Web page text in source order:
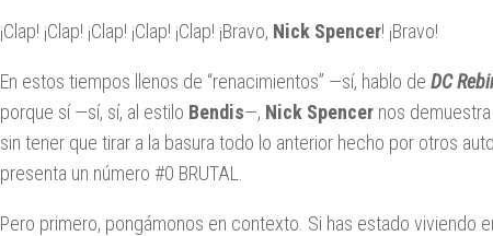
¡Clap! ¡Clap! ¡Clap! ¡Clap! ¡Clap! ¡Bravo, Nick Spencer! ¡Bravo!
En estos tiempos llenos de “renacimientos” —sí, hablo de DC
porque sí —sí, sí, al estilo Bendis—, Nick Spencer nos
sin tener que tirar a la basura todo lo anterior hecho por otros
presenta un número #0 BRUTAL.
Pero primero, pongámonos en contexto. Si has estado viviendo